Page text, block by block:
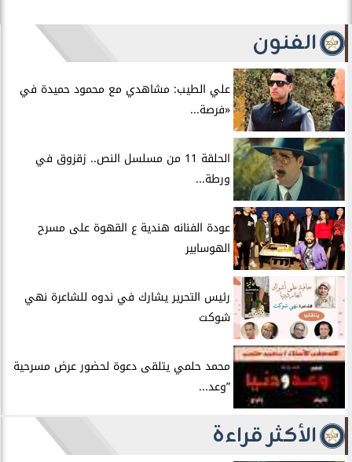
الفنون
علي الطيب: مشاهدي مع محمود حميدة في
«فرصة...
الحلقة 11 من مسلسل النص.. زقزوق في
ورطة...
عودة الفنانه هندية ع القهوة على مسرح
الهوسابير
رئيس التحرير يشارك في ندوه للشاعرة نهي
شوكت
محمد حلمي يتلقى دعوة لحضور عرض مسرحية
”وعد...
الأكثر قراءة